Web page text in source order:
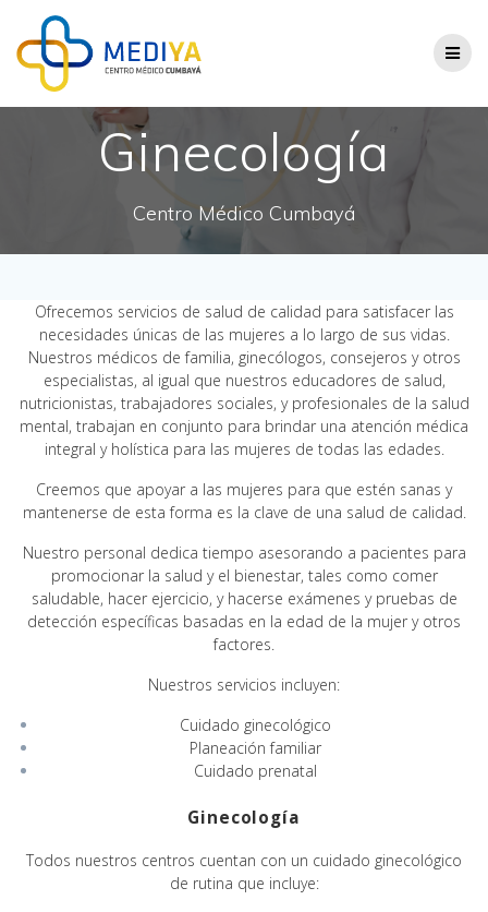
Ginecología
Centro Médico Cumbayá
Ofrecemos servicios de salud de calidad para satisfacer las
necesidades únicas de las mujeres a lo largo de sus vidas.
Nuestros médicos de familia, ginecólogos, consejeros y otros
especialistas, al igual que nuestros educadores de salud,
nutricionistas, trabajadores sociales, y profesionales de la salud
mental, trabajan en conjunto para brindar una atención médica
integral y holística para las mujeres de todas las edades.
Creemos que apoyar a las mujeres para que estén sanas y
mantenerse de esta forma es la clave de una salud de calidad.
Nuestro personal dedica tiempo asesorando a pacientes para
promocionar la salud y el bienestar, tales como comer
saludable, hacer ejercicio, y hacerse exámenes y pruebas de
detección específicas basadas en la edad de la mujer y otros
factores.
Nuestros servicios incluyen:
Cuidado ginecológico
Planeación familiar
Cuidado prenatal
Ginecología
Todos nuestros centros cuentan con un cuidado ginecológico
de rutina que incluye: